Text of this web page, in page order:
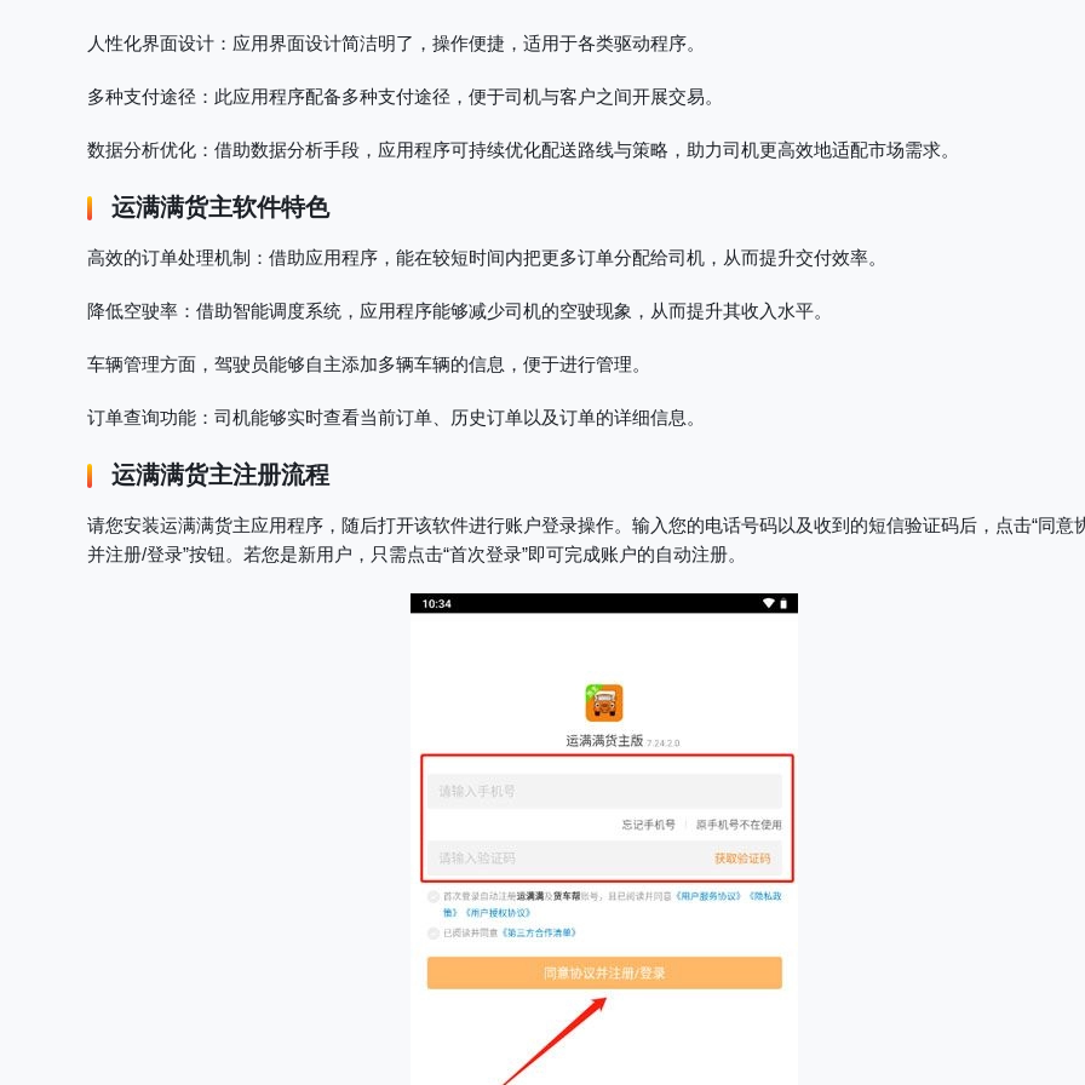
人性化界面设计 ：应用界面设计简洁明了，操作便捷，适用于各类驱动程序。
多种支付途径 ：此应用程序配备多种支付途径，便于司机与客户之间开展交易。
数据分析优化 ：借助数据分析手段，应用程序可持续优化配送路线与策略，助力司机更高效地适配市场需求。
运满满货主软件特色
高效的订单处理机制 ：借助应用程序，能在较短时间内把更多订单分配给司机，从而提升交付效率。
降低空驶率 ：借助智能调度系统，应用程序能够减少司机的空驶现象，从而提升其收入水平。
车辆管理方面，驾驶员能够自主添加多辆车辆的信息，便于进行管理。
订单查询功能 ：司机能够实时查看当前订单、历史订单以及订单的详细信息。
运满满货主注册流程
请您安装运满满货主应用程序，随后打开该软件进行账户登录操作。输入您的电话号码以及收到的短信验证码后，点击“同意
并注册/登录”按钮。若您是新用户，只需点击“首次登录”即可完成账户的自动注册。